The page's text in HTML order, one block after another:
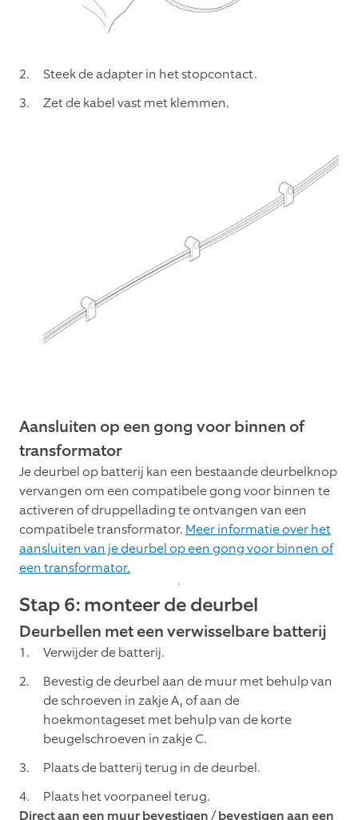
Steek de adapter in het stopcontact.
Zet de kabel vast met klemmen.
Aansluiten op een gong voor binnen of
transformator
Je deurbel op batterij kan een bestaande deurbelknop
vervangen om een compatibele gong voor binnen te
activeren of druppellading te ontvangen van een
compatibele transformator. Meer informatie over het
aansluiten van je deurbel op een gong voor binnen of
een transformator.
Stap 6: monteer de deurbel
Deurbellen met een verwisselbare batterij
Verwijder de batterij.
Bevestig de deurbel aan de muur met behulp van
de schroeven in zakje A, of aan de
hoekmontageset met behulp van de korte
beugelschroeven in zakje C.
Plaats de batterij terug in de deurbel.
Plaats het voorpaneel terug.
Direct aan een muur bevestigen / bevestigen aan een